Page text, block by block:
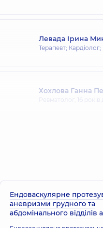
Левада Ірина
Терапевт;
Хохлова Ганна
Ревматолог, 16 років
Орлова Олена
Ревматолог,36 років
Ендоваскулярне
аневризми грудного та
абдомінального відділів